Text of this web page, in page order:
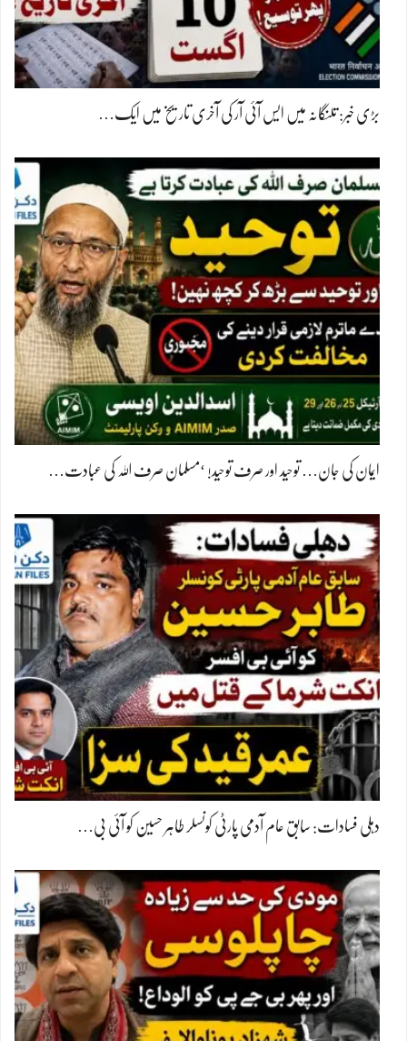
بڑی خبر: تلنگانہ میں ایس آئی آر کی آخری تاریخ میں ایک…
ایمان کی جان… توحید اور صرف توحید! ‘مسلمان صرف اللہ کی عبادت…
دہلی فسادات: سابق عام آدمی پارٹی کونسلر طاہر حسین کو آئی بی…